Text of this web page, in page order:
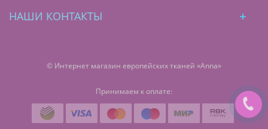
НАШИ КОНТАКТЫ
© Интернет магазин европейских тканей «Anna»
Принимаем к оплате: